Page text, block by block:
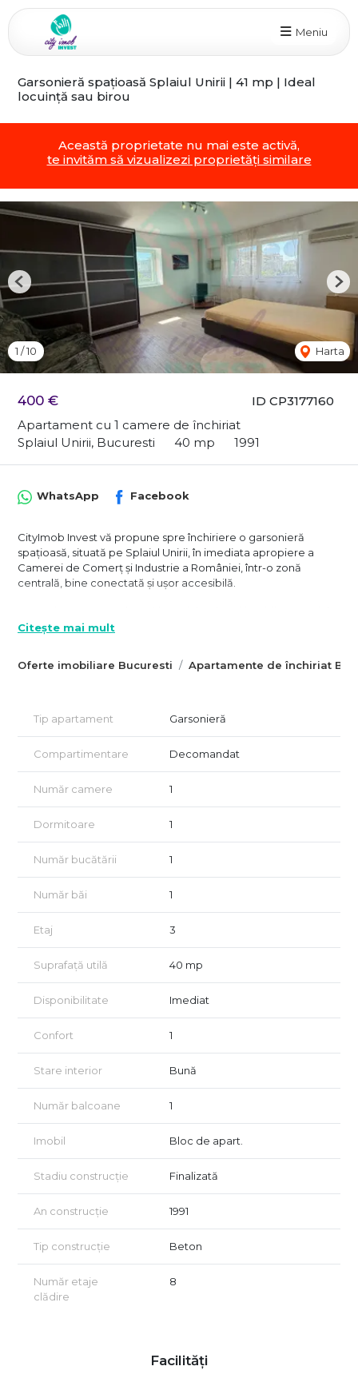
Meniu
Garsonieră spațioasă Splaiul Unirii | 41 mp | Ideal
locuință sau birou
Această proprietate nu mai este activă,
te invităm să vizualizezi proprietăți similare
ID CP3177160
400 €
Apartament cu 1 camere de închiriat
Splaiul Unirii, Bucuresti
40 mp 1991
1 /10 Harta
Previous
Oferte imobiliare Bucuresti Apartamente de închiriat
WhatsApp Facebook
CityImob Invest vă propune spre închiriere o garsonieră
spațioasă, situată pe Splaiul Unirii, în imediata apropiere a
Camerei de Comerț și Industrie a României, într-o zonă
centrală, bine conectată și ușor accesibilă.
1991 și beneficiază de o compartimentare eficientă, cu o
suficient spațiu atât pentru zona de zi, cât și pentru cea de
Locuința este luminoasă, bine organizată și potrivită pentru un
birou sau activități profesionale.
Localizarea este un mare avantaj: la aproximativ 13 minute de
transport, restaurante, cafenele și toate facilitățile necesare.
O opțiune practică și versatilă, ideală pentru cei care își doresc
un spațiu generos într-o zonă centrală.
Doriți să o descoperiți? Vă invităm la o vizionare!
Vizionarea se face doar în baza semnării unui acord de
vizionare conform art. 2.096–2.102 din Codul Civil.
Citește mai mult
Tip apartament Garsonieră
Compartimentare Decomandat
Număr camere 1
Dormitoare 1
Număr bucătării 1
Număr băi 1
Etaj 3
Suprafață utilă 40 mp
Disponibilitate Imediat
Confort 1
Stare interior Bună
Număr balcoane 1
Imobil Bloc de apart.
Stadiu construcție Finalizată
An construcție 1991
Tip construcție Beton
Număr etaje
clădire
8
Facilități